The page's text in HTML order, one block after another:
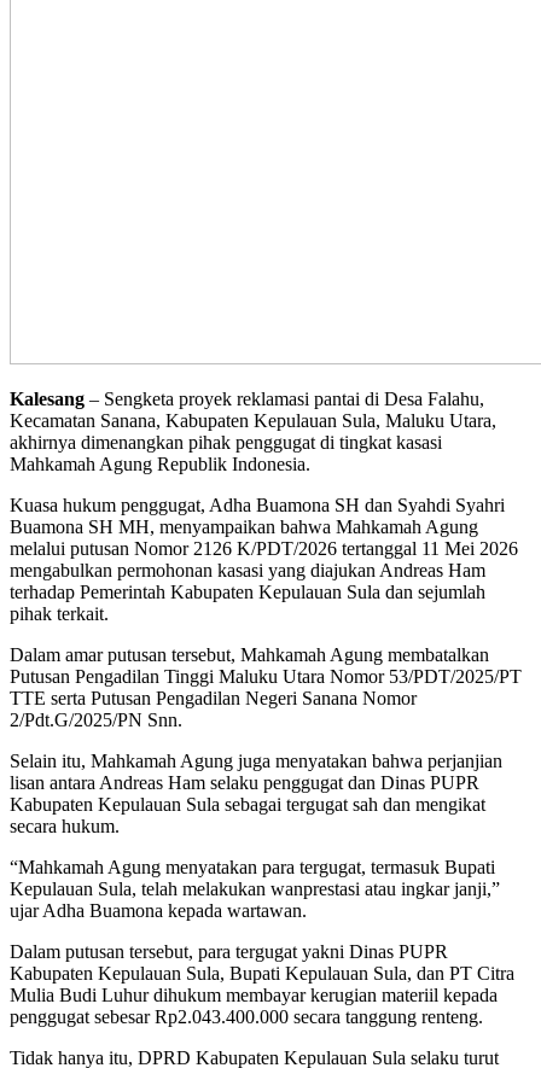
Kalesang – Sengketa proyek reklamasi pantai di Desa Falahu,
Kecamatan Sanana, Kabupaten Kepulauan Sula, Maluku Utara,
akhirnya dimenangkan pihak penggugat di tingkat kasasi
Mahkamah Agung Republik Indonesia.
Kuasa hukum penggugat, Adha Buamona SH dan Syahdi Syahri
Buamona SH MH, menyampaikan bahwa Mahkamah Agung
melalui putusan Nomor 2126 K/PDT/2026 tertanggal 11 Mei 2026
mengabulkan permohonan kasasi yang diajukan Andreas Ham
terhadap Pemerintah Kabupaten Kepulauan Sula dan sejumlah
pihak terkait.
Dalam amar putusan tersebut, Mahkamah Agung membatalkan
Putusan Pengadilan Tinggi Maluku Utara Nomor 53/PDT/2025/PT
TTE serta Putusan Pengadilan Negeri Sanana Nomor
2/Pdt.G/2025/PN Snn.
Selain itu, Mahkamah Agung juga menyatakan bahwa perjanjian
lisan antara Andreas Ham selaku penggugat dan Dinas PUPR
Kabupaten Kepulauan Sula sebagai tergugat sah dan mengikat
secara hukum.
“Mahkamah Agung menyatakan para tergugat, termasuk Bupati
Kepulauan Sula, telah melakukan wanprestasi atau ingkar janji,”
ujar Adha Buamona kepada wartawan.
Dalam putusan tersebut, para tergugat yakni Dinas PUPR
Kabupaten Kepulauan Sula, Bupati Kepulauan Sula, dan PT Citra
Mulia Budi Luhur dihukum membayar kerugian materiil kepada
penggugat sebesar Rp2.043.400.000 secara tanggung renteng.
Tidak hanya itu, DPRD Kabupaten Kepulauan Sula selaku turut